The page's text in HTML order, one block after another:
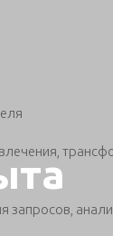
запросов,